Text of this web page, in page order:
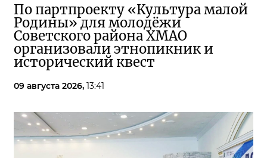
По партпроекту «Культура малой
Родины» для молодёжи
Советского района ХМАО
организовали этнопикник и
исторический квест
09 августа 2026, 13:41